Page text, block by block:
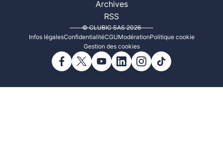
Archives
RSS
© CLUBIC SAS 2026
Infos légalesConfidentialitéCGUModérationPolitique cookie
Gestion des cookies